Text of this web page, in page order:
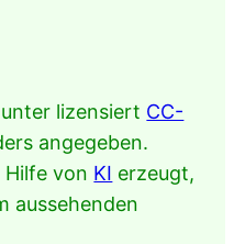
lizensiert CC-
angegeben.
Hilfe von KI erzeugt,
aussehenden